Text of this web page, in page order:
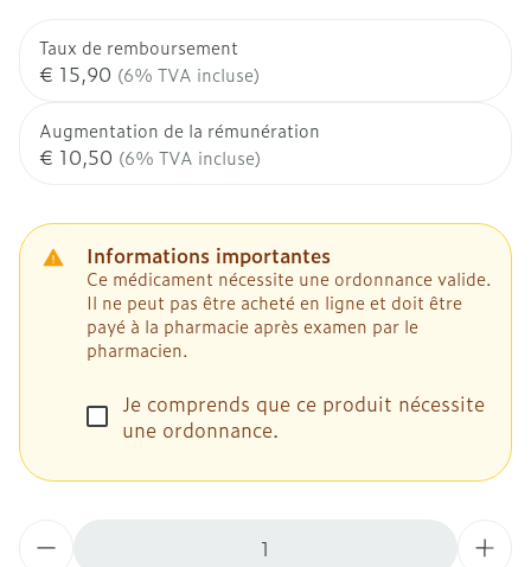
Taux de remboursement
€ 15,90 (6% TVA incluse)
Augmentation de la rémunération
€ 10,50 (6% TVA incluse)
Informations importantes
Ce médicament nécessite une ordonnance valide.
Il ne peut pas être acheté en ligne et doit être
payé à la pharmacie après examen par le
pharmacien.
Je comprends que ce produit nécessite
une ordonnance.